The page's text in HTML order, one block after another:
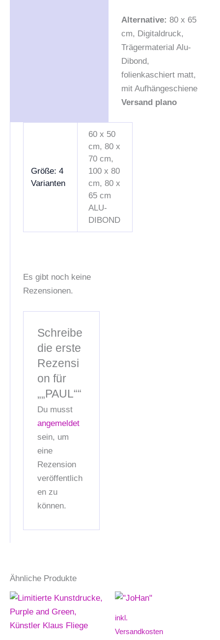
Alternative: 80 x 65
cm, Digitaldruck,
Trägermaterial Alu-
Dibond,
folienkaschiert matt,
mit Aufhängeschiene
Versand plano
Größe: 4
Varianten
60 x 50
cm, 80 x
70 cm,
100 x 80
cm, 80 x
65 cm
ALU-
DIBOND
Es gibt noch keine
Rezensionen.
Schreibe
die erste
Rezensi
on für
„„PAUL““
Du musst
angemeldet
sein, um
eine
Rezension
veröffentlich
en zu
können.
Ähnliche Produkte
inkl.
Versandkosten